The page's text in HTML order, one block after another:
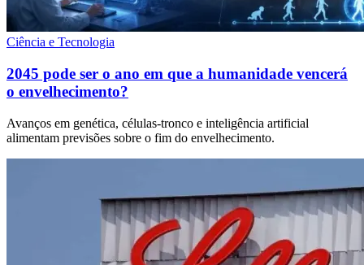
Ciência e Tecnologia
2045 pode ser o ano em que a humanidade vencerá
o envelhecimento?
Avanços em genética, células-tronco e inteligência artificial
alimentam previsões sobre o fim do envelhecimento.